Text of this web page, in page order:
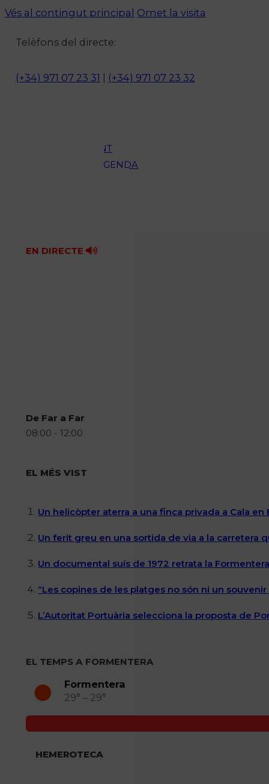
Vés al contingut principal Omet la visita
Telèfons del directe:
(+34) 971 07 23 31 (+34) 971 07 23 32
OCI
AMBIENT
AGENDA
Fes-te'n soci!
EN DIRECTE
De Far a Far
08:00 - 12:00
EL MÉS VIST
Un helicòpter aterra a una finca privada a Cala
Un ferit greu en una sortida de via a la carretera
Un documental suís de 1972 retrata la
“Les copines de les platges no són ni un
L’Autoritat Portuària selecciona la proposta de
EL TEMPS A FORMENTERA
Formentera
29° – 29°
HEMEROTECA